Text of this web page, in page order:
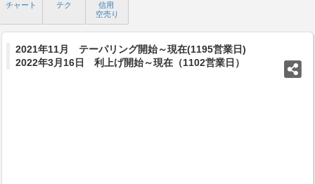
チャート テク
信用
空売り
2021年11月 テーパリング開始～現在(1195営業日)
2022年3月16日 利上げ開始～現在（1102営業日）